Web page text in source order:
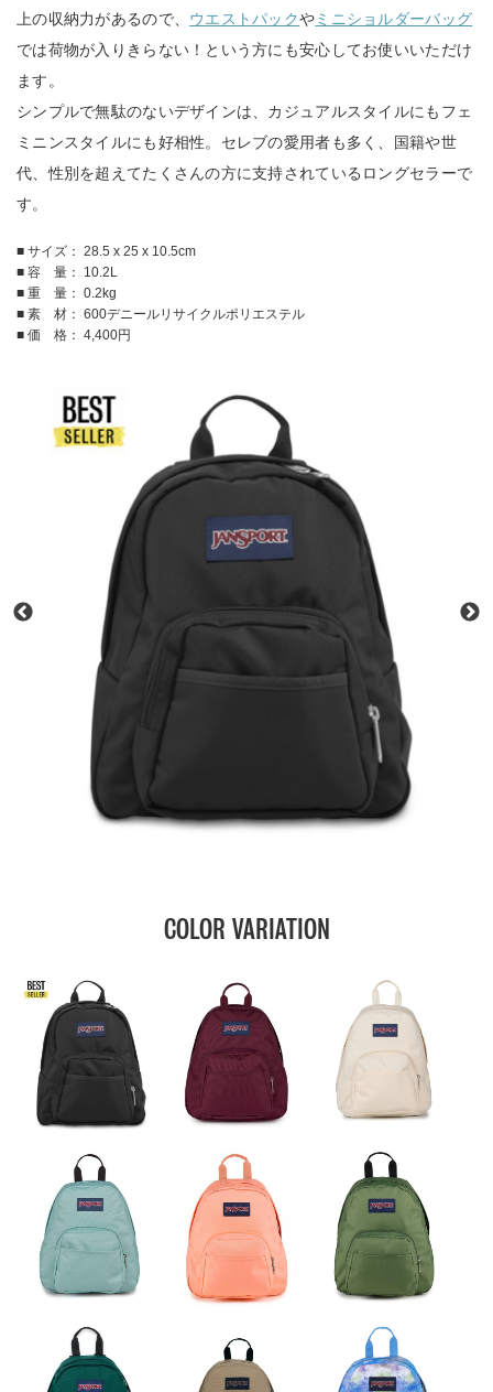
上の収納力があるので、 ウエストパックやミニショルダーバッグ
では荷物が入りきらない！という方にも安心してお使いいただけ
ます。
シンプルで無駄のないデザインは、カジュアルスタイルにもフェ
ミニンスタイルにも好相性。セレブの愛用者も多く、国籍や世
代、性別を超えてたくさんの方に支持されているロングセラーで
す。
■ サイズ： 28.5 x 25 x 10.5cm
■ 容 量： 10.2L
■ 重 量： 0.2kg
■ 素 材： 600デニールリサイクルポリエステル
■ 価 格： 4,400円
COLOR VARIATION